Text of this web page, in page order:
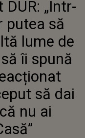
PE
DE AICI”. CE A
LUCIEI ȘI
„AI ÎNCEPUT SĂ
PENTRU CĂ NU AI
CASĂ”
„Într-
putea să
lume de
îi spună
să dai
nu ai